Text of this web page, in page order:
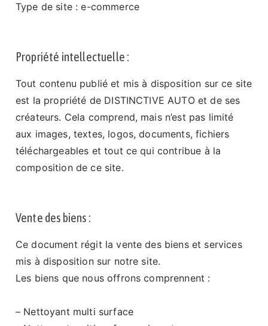
Type de site : e-commerce
Propriété intellectuelle :
Tout contenu publié et mis à disposition sur ce site
est la propriété de DISTINCTIVE AUTO et de ses
créateurs. Cela comprend, mais n’est pas limité
aux images, textes, logos, documents, fichiers
téléchargeables et tout ce qui contribue à la
composition de ce site.
Vente des biens :
Ce document régit la vente des biens et services
mis à disposition sur notre site.
Les biens que nous offrons comprennent :
– Nettoyant multi surface